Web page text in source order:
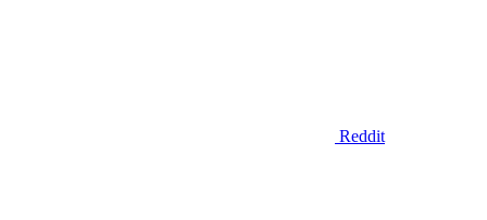
Reddit